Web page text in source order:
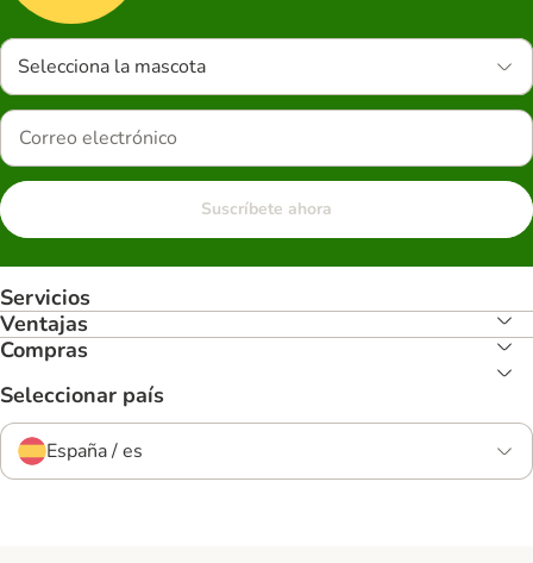
Selecciona la mascota
Suscríbete ahora
Servicios
Ventajas
Compras
Seleccionar país
España / es